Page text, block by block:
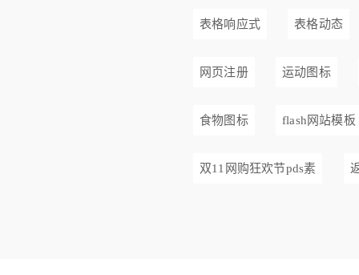
表格响应式 表格动态
网页注册 运动图标
食物图标 flash网站模板
双11网购狂欢节pds素